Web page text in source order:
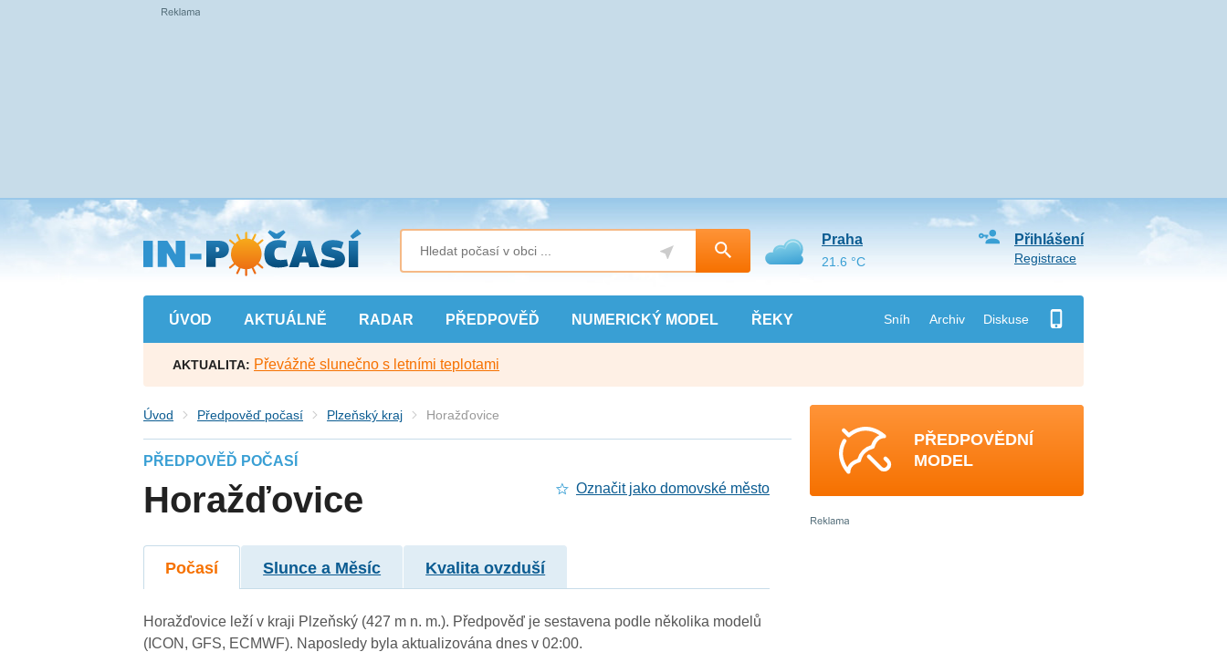
Přejít
na
hlavní
obsah
ÚVOD AKTUÁLNĚ RADAR PŘEDPOVĚĎ NUMERICKÝ MODEL ŘEKY Sníh Archiv Diskuse
Přihlášení
Registrace
Praha
21.6 °C
AKTUALITA: Převážně slunečno s letními teplotami
Úvod Předpověď počasí Plzeňský kraj Horažďovice
PŘEDPOVĚĎ POČASÍ
Horažďovice Označit jako domovské město
Počasí Slunce a Měsíc Kvalita ovzduší
Horažďovice leží v kraji Plzeňský (427 m n. m.). Předpověď je sestavena podle několika modelů
(ICON, GFS, ECMWF). Naposledy byla aktualizována dnes v 02:00.
PŘEDPOVĚDNÍ
MODEL